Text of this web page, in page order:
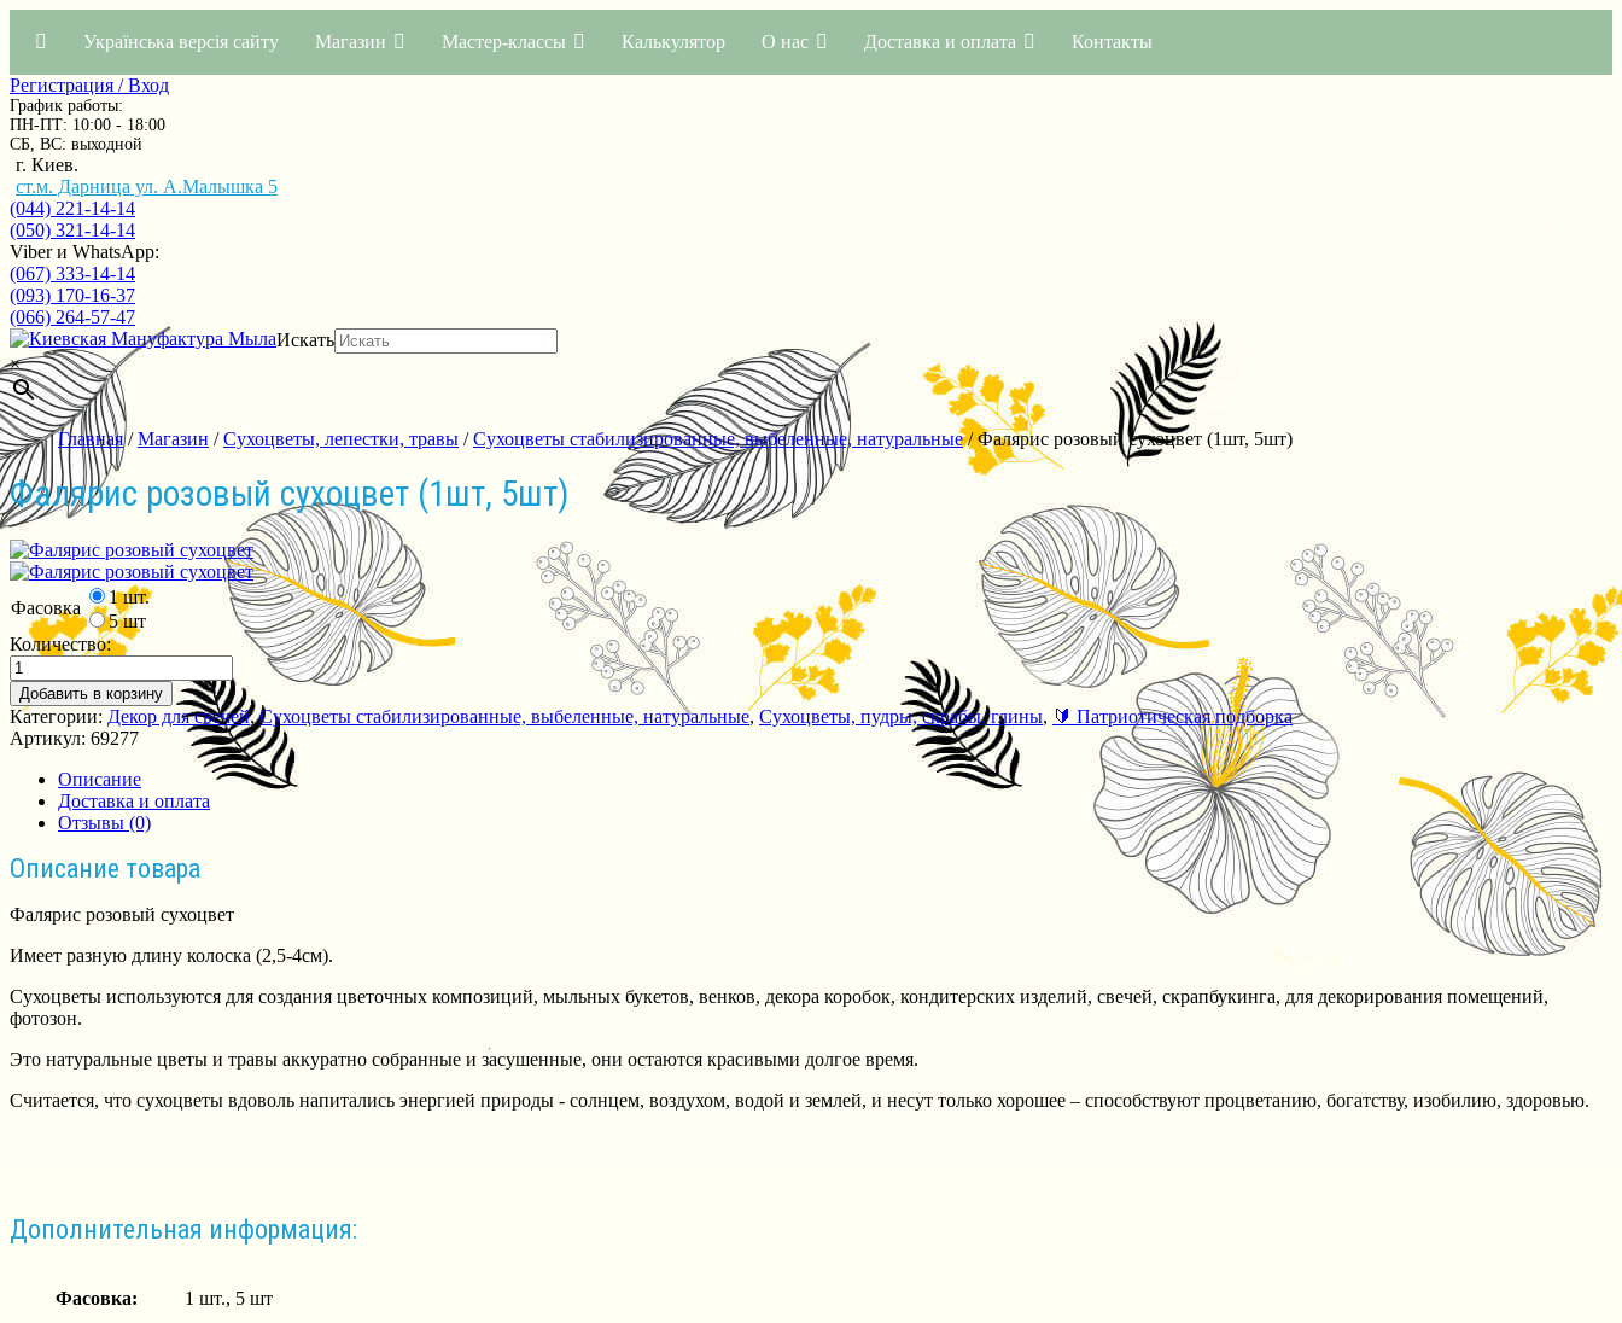
Українська версія сайту Магазин Мастер-классы Калькулятор О нас Доставка и оплата Контакты
Регистрация / Вход
График работы:
ПН-ПТ: 10:00 - 18:00
СБ, ВС: выходной
г. Киев.
ст.м. Дарница ул. А.Малышка 5
(044) 221-14-14
(050) 321-14-14
Viber и WhatsApp:
(067) 333-14-14
(093) 170-16-37
(066) 264-57-47
Искать
×
Главная/Магазин /Сухоцветы, лепестки, травы /Сухоцветы стабилизированные, выбеленные, натуральные/ Фалярис розовый сухоцвет (1шт, 5шт)
Фалярис розовый сухоцвет (1шт, 5шт)
Фасовка
1 шт.
5 шт
Количество:
Добавить в корзину
Категории: Декор для свечей,Сухоцветы стабилизированные, выбеленные, натуральные, Сухоцветы, пудры, скрабы, глины, 🔰 Патриотическая подборка
Артикул: 69277
Описание
Доставка и оплата
Отзывы (0)
Описание товара
Фалярис розовый сухоцвет
Имеет разную длину колоска (2,5-4см).
Сухоцветы используются для создания цветочных композиций, мыльных букетов, венков, декора коробок, кондитерских изделий, свечей, скрапбукинга, для декорирования помещений,
фотозон.
Это натуральные цветы и травы аккуратно собранные и засушенные, они остаются красивыми долгое время.
Считается, что сухоцветы вдоволь напитались энергией природы - солнцем, воздухом, водой и землей, и несут только хорошее – способствуют процветанию, богатству, изобилию, здоровью.
Дополнительная информация:
Фасовка: 1 шт., 5 шт